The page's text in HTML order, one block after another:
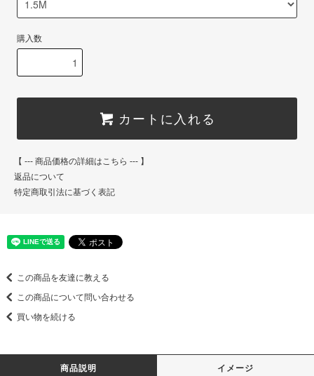
購入数
カートに入れる
【 --- 商品価格の詳細はこちら --- 】
返品について
特定商取引法に基づく表記
この商品を友達に教える
この商品について問い合わせる
買い物を続ける
商品説明 イメージ